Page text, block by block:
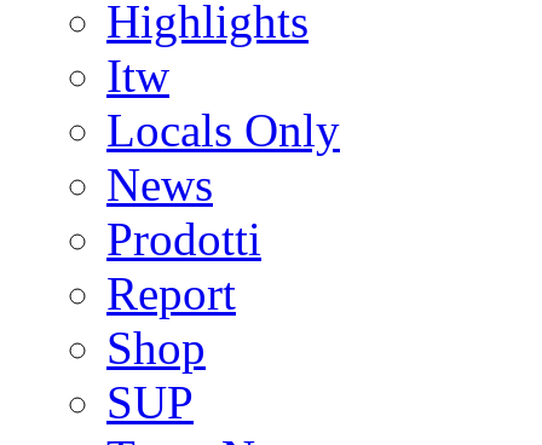
Highlights
Itw
Locals Only
News
Prodotti
Report
Shop
SUP